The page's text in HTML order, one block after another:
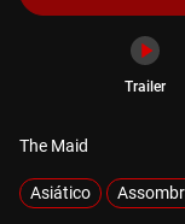
Trailer
The Maid
Asiático